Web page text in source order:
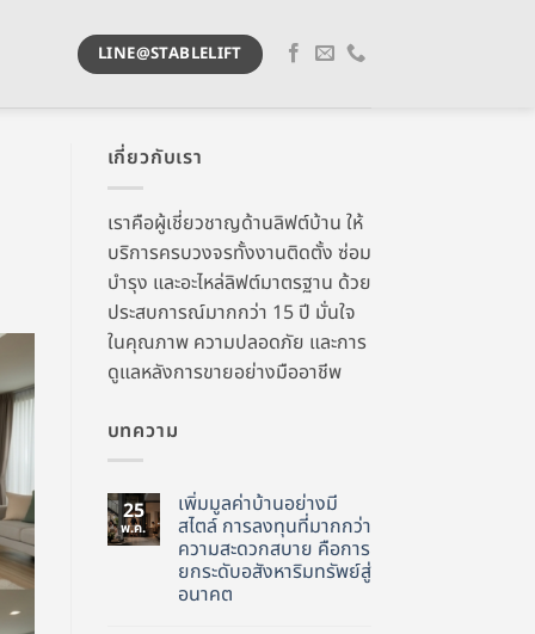
LINE@STABLELIFT
เกี่ยวกับเรา
เราคือผู้เชี่ยวชาญด้านลิฟต์บ้าน ให้
บริการครบวงจรทั้งงานติดตั้ง ซ่อม
บำรุง และอะไหล่ลิฟต์มาตรฐาน ด้วย
ประสบการณ์มากกว่า 15 ปี มั่นใจ
ในคุณภาพ ความปลอดภัย และการ
ดูแลหลังการขายอย่างมืออาชีพ
บทความ
25
พ.ค.
เพิ่มมูลค่าบ้านอย่างมี
สไตล์ การลงทุนที่มากกว่า
ความสะดวกสบาย คือการ
ยกระดับอสังหาริมทรัพย์สู่
อนาคต